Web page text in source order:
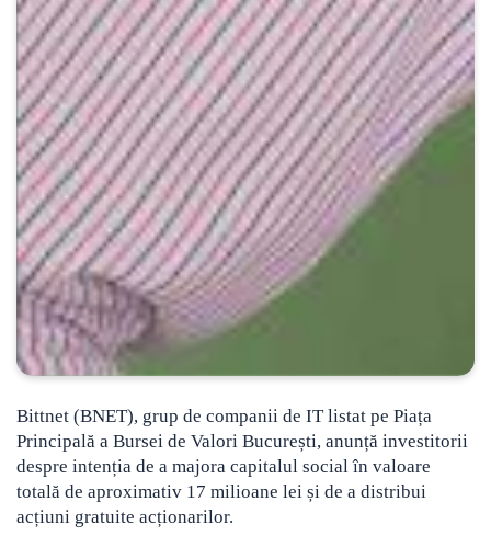
Bittnet (BNET), grup de companii de IT listat pe Piața
Principală a Bursei de Valori București, anunță investitorii
despre intenția de a majora capitalul social în valoare
totală de aproximativ 17 milioane lei și de a distribui
acțiuni gratuite acționarilor.